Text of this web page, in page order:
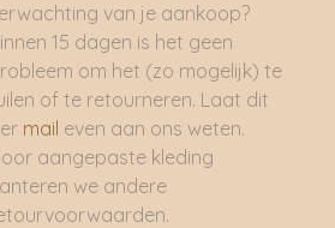
van je aankoop?
15 dagen is het geen
om het (zo mogelijk) te
of te retourneren. Laat dit
mail even aan ons weten.
aangepaste kleding
we andere